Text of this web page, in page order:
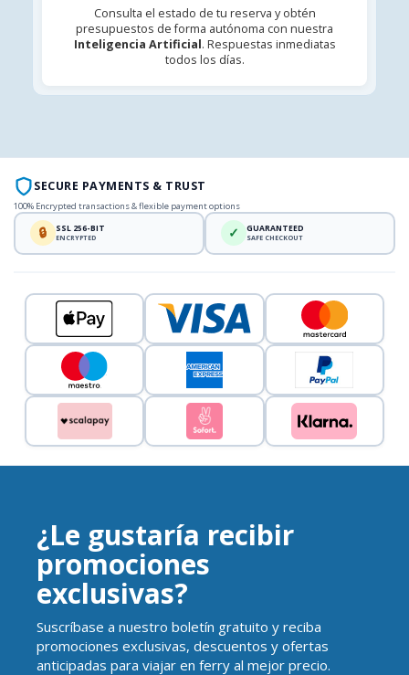
Consulta el estado de tu reserva y obtén
presupuestos de forma autónoma con nuestra
Inteligencia Artificial. Respuestas inmediatas
todos los días.
SECURE PAYMENTS & TRUST
100% Encrypted transactions & flexible payment options
🔒 SSL 256-BIT
ENCRYPTED ✓ GUARANTEED
SAFE CHECKOUT
¿Le gustaría recibir
promociones
exclusivas?
Suscríbase a nuestro boletín gratuito y reciba
promociones exclusivas, descuentos y ofertas
anticipadas para viajar en ferry al mejor precio.